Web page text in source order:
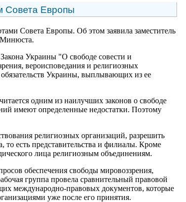
Совета Европы
Совета Европы. Об этом заявила заместитель
Минюста.
Украины "О свободе совести и
вероисповедания и религиозных
Украины, выплывающих из ее
одним из наилучших законов о свободе
имеют определенные недостатки. Поэтому
религиозных организаций, разрешить
то есть представительства и филиалы. Кроме
лица религиозным объединениям.
обеспечения свободы мировоззрения,
группа провела сравнительный правовой
международно-правовых документов, которые
уже после его принятия.